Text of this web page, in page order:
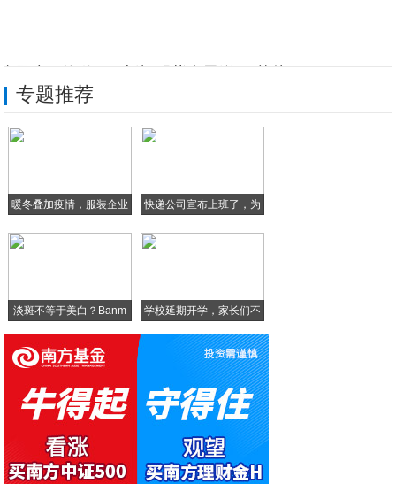
小米10 Pro二次开卖售出近10万台
5G网络到来，4G是否会淘汰？了解三点就
专题推荐
暖冬叠加疫情，服装企业
快递公司宣布上班了，为
淡斑不等于美白？Banm
学校延期开学，家长们不